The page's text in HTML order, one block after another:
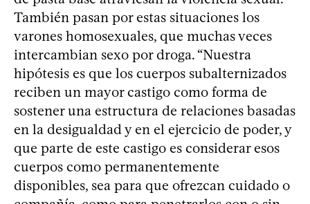
También pasan por estas situaciones los
varones homosexuales, que muchas veces
intercambian sexo por droga. “Nuestra
hipótesis es que los cuerpos subalternizados
reciben un mayor castigo como forma de
sostener una estructura de relaciones basadas
en la desigualdad y en el ejercicio de poder, y
que parte de este castigo es considerar esos
cuerpos como permanentemente
disponibles, sea para que ofrezcan cuidado o